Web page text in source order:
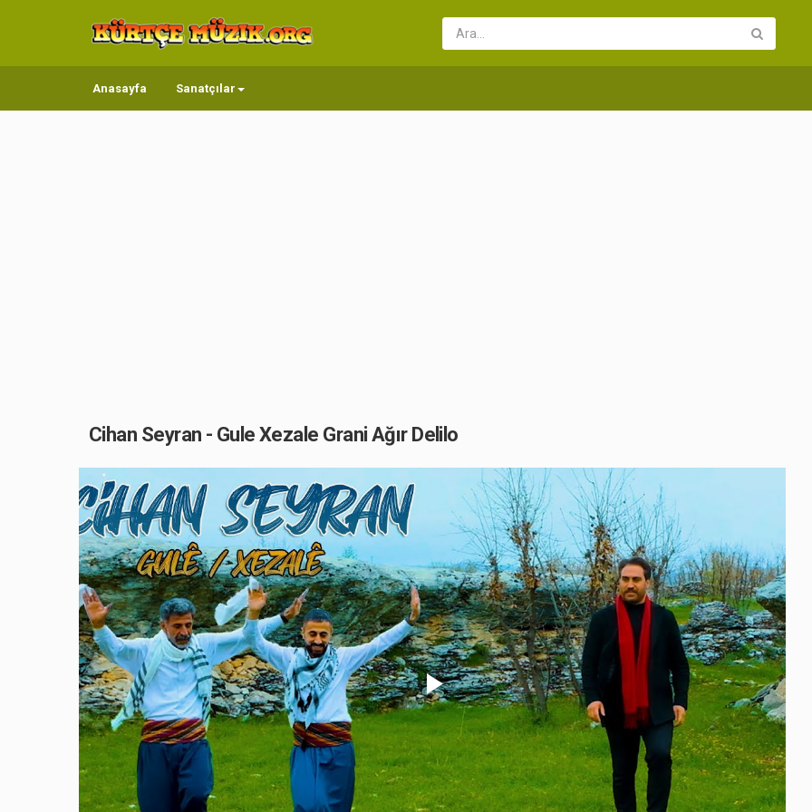
Anasayfa Sanatçılar
Cihan Seyran - Gule Xezale Grani Ağır Delilo
Play
Video